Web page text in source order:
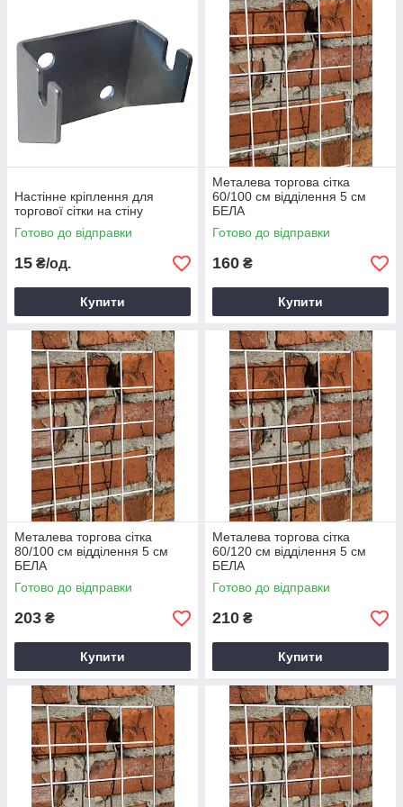
Настінне кріплення для
торгової сітки на стіну
Готово до відправки
15 ₴/од.
Купити
Металева торгова сітка
60/100 см відділення 5 см
БЕЛА
Готово до відправки
160 ₴
Купити
Металева торгова сітка
80/100 см відділення 5 см
БЕЛА
Готово до відправки
203 ₴
Купити
Металева торгова сітка
60/120 см відділення 5 см
БЕЛА
Готово до відправки
210 ₴
Купити